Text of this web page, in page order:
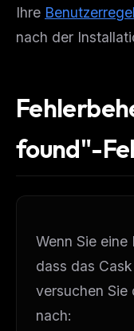
Ihre
nach der
found"-
Wenn Sie eine
dass das
versuchen Sie
nach:
The weekly
Email address